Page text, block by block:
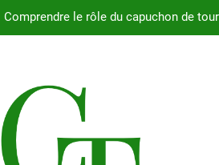
Comprendre le rôle du capuchon de
Pourquoi choisir le Chrysler Grand
Comprendre le rôle du capuchon de